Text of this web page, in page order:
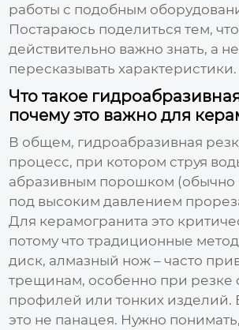
работы с подобным
Постараюсь поделиться тем, что
действительно важно знать, а
пересказывать характеристики.
Что такое
почему это важно для
В общем, гидроабразивная
процесс, при котором струя
абразивным порошком (обычно
под высоким давлением
Для керамогранита это
потому что традиционные
диск, алмазный нож – часто
трещинам, особенно при резке
профилей или тонких изделий.
это не панацея. Нужно